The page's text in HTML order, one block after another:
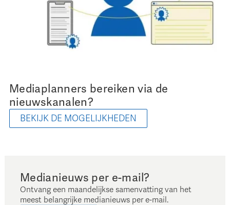
Mediaplanners bereiken via de
nieuwskanalen?
BEKIJK DE MOGELIJKHEDEN
Medianieuws per e-mail?
Ontvang een maandelijkse samenvatting van het
meest belangrijke medianieuws per e-mail.